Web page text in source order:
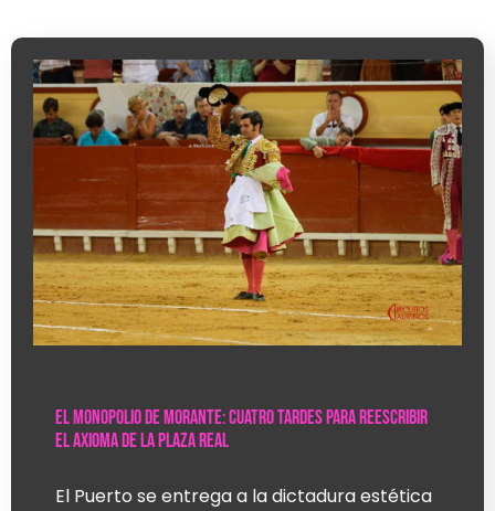
El Monopolio de Morante: cuatro tardes para reescribir
el axioma de la Plaza Real
El Puerto se entrega a la dictadura estética